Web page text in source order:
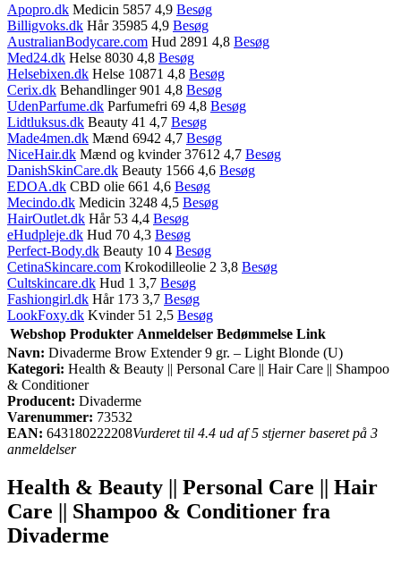
Apopro.dk Medicin 5857 4,9 Besøg
Billigvoks.dk Hår 35985 4,9 Besøg
AustralianBodycare.com Hud 2891 4,8 Besøg
Med24.dk Helse 8030 4,8 Besøg
Helsebixen.dk Helse 10871 4,8 Besøg
Cerix.dk Behandlinger 901 4,8 Besøg
UdenParfume.dk Parfumefri 69 4,8 Besøg
Lidtluksus.dk Beauty 41 4,7 Besøg
Made4men.dk Mænd 6942 4,7 Besøg
NiceHair.dk Mænd og kvinder 37612 4,7 Besøg
DanishSkinCare.dk Beauty 1566 4,6 Besøg
EDOA.dk CBD olie 661 4,6 Besøg
Mecindo.dk Medicin 3248 4,5 Besøg
HairOutlet.dk Hår 53 4,4 Besøg
eHudpleje.dk Hud 70 4,3 Besøg
Perfect-Body.dk Beauty 10 4 Besøg
CetinaSkincare.com Krokodilleolie 2 3,8 Besøg
Cultskincare.dk Hud 1 3,7 Besøg
Fashiongirl.dk Hår 173 3,7 Besøg
LookFoxy.dk Kvinder 51 2,5 Besøg
Webshop Produkter Anmeldelser Bedømmelse Link
Navn: Divaderme Brow Extender 9 gr. – Light Blonde (U)
Kategori: Health & Beauty || Personal Care || Hair Care || Shampoo
& Conditioner
Producent: Divaderme
Varenummer: 73532
EAN: 643180222208Vurderet til 4.4 ud af 5 stjerner baseret på 3
anmeldelser
Health & Beauty || Personal Care || Hair
Care || Shampoo & Conditioner fra
Divaderme